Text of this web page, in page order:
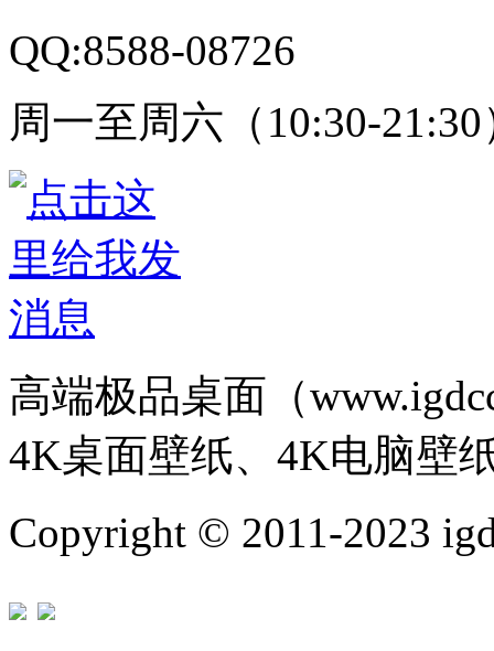
QQ:8588-08726
周一至周六（10:30-21:30
高端极品桌面（
4K桌面壁纸、4K电脑壁
Copyright © 2011-2023